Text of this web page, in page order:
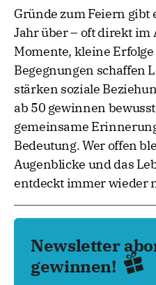
Gründe zum Feiern gibt
Jahr über – oft direkt im
Momente, kleine
Begegnungen schaffen
stärken soziale
ab 50 gewinnen
gemeinsame
Bedeutung. Wer offen
Augenblicke und das
entdeckt immer wieder
Newsletter
gewinnen!